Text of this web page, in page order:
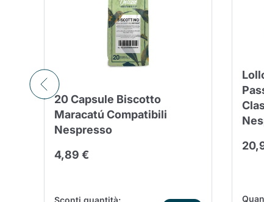
20 Capsule Biscotto
Maracatú Compatibili
Nespresso
4,89 €
Sconti quantità: